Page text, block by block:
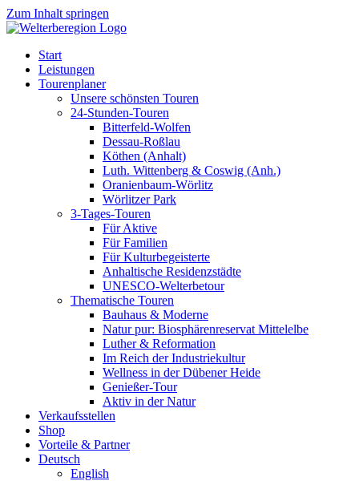
Zum Inhalt springen
Start
Leistungen
Tourenplaner
Unsere schönsten Touren
24-Stunden-Touren
Bitterfeld-Wolfen
Dessau-Roßlau
Köthen (Anhalt)
Luth. Wittenberg & Coswig (Anh.)
Oranienbaum-Wörlitz
Wörlitzer Park
3-Tages-Touren
Für Aktive
Für Familien
Für Kulturbegeisterte
Anhaltische Residenzstädte
UNESCO-Welterbetour
Thematische Touren
Bauhaus & Moderne
Natur pur: Biosphärenreservat Mittelelbe
Luther & Reformation
Im Reich der Industriekultur
Wellness in der Dübener Heide
Genießer-Tour
Aktiv in der Natur
Verkaufsstellen
Shop
Vorteile & Partner
Deutsch
English